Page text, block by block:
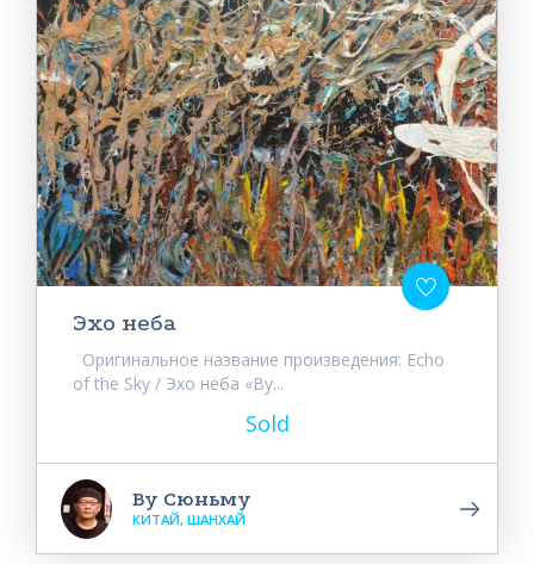
Эхо неба
Оригинальное название произведения: Echo
of the Sky / Эхо неба «Ву...
Sold
Ву Сюньму
КИТАЙ, ШАНХАЙ